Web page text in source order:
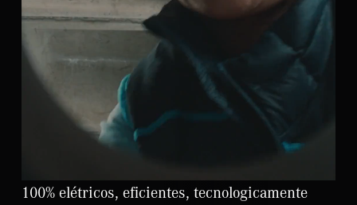
100% elétricos, eficientes, tecnologicamente